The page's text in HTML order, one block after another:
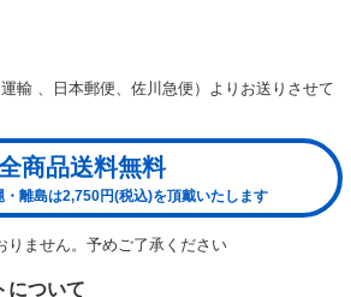
輸 、日本郵便、佐川急便）よりお送りさせて
商品送料無料
離島は2,750円(税込)を頂戴いたします
ません。予めご了承ください
について